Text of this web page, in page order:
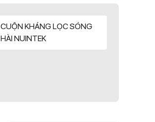
CUỘN KHÁNG LỌC SÓNG
HÀI NUINTEK